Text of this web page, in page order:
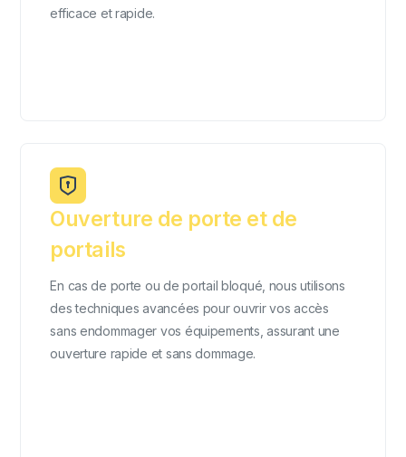
efficace et rapide.
Ouverture de porte et de
portails
En cas de porte ou de portail bloqué, nous utilisons
des techniques avancées pour ouvrir vos accès
sans endommager vos équipements, assurant une
ouverture rapide et sans dommage.